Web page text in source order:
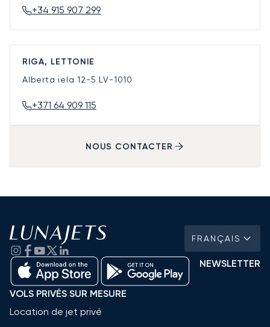
+34 915 907 299
RIGA, LETTONIE
Alberta iela 12-5 LV-1010
+371 64 909 115
NOUS CONTACTER
FRANÇAIS
NEWSLETTER
VOLS PRIVÉS SUR MESURE
Location de jet privé